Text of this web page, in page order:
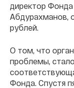
директор
Абдурахманов,
рублей.
О том, что
проблемы,
Фонда. Спустя